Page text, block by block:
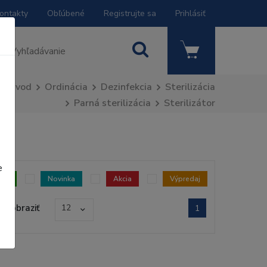
Obľúbené Registrujte sa Prihlásiť
Úvod Ordinácia Dezinfekcia
Sterilizácia
Parná sterilizácia
Sterilizátor
Novinka Akcia Výpredaj
Zobraziť 12 1